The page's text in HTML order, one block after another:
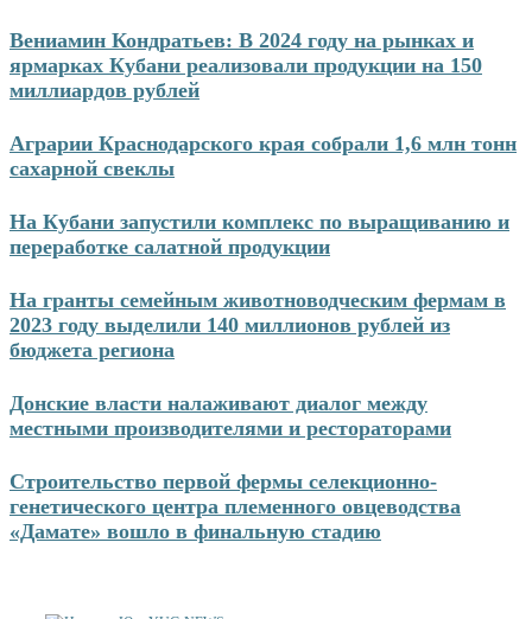
Перейти
к
содержимому
Вениамин Кондратьев: В 2024 году на рынках и
ярмарках Кубани реализовали продукции на 150
миллиардов рублей
Аграрии Краснодарского края собрали 1,6 млн тонн
сахарной свеклы
На Кубани запустили комплекс по выращиванию и
переработке салатной продукции
На гранты семейным животноводческим фермам в
2023 году выделили 140 миллионов рублей из
бюджета региона
Донские власти налаживают диалог между
местными производителями и рестораторами
Строительство первой фермы селекционно-
генетического центра племенного овцеводства
«Дамате» вошло в финальную стадию